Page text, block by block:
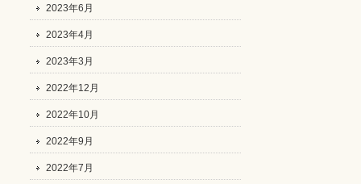
2023年6月
2023年4月
2023年3月
2022年12月
2022年10月
2022年9月
2022年7月